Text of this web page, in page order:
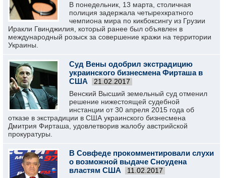
В понедельник, 13 марта, столичная
полиция задержала четырехкратного
чемпиона мира по кикбоксингу из Грузии
Иракли Гвинджилия, который ранее был объявлен в
международный розыск за совершение кражи на территории
Украины.
Суд Вены одобрил экстрадицию
украинского бизнесмена Фирташа в
США
21.02.2017
Венский Высший земельный суд отменил
решение нижестоящей судебной
инстанции от 30 апреля 2015 года об
отказе в экстрадиции в США украинского бизнесмена
Дмитрия Фирташа, удовлетворив жалобу австрийской
прокуратуры.
В Совфеде прокомментировали слухи
о возможной выдаче Сноудена
властям США
11.02.2017